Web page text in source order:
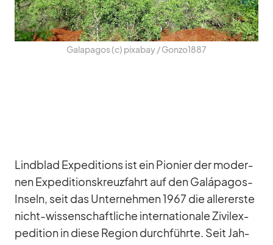
Ga­la­pa­gos (c) pix­a­bay /​ Gonzo1887
Lind­blad Ex­pe­di­ti­ons ist ein Pio­nier der mo­der­
nen Ex­pe­di­ti­ons­kreuz­fahrt auf den Galá­pa­gos-
In­seln, seit das Un­ter­neh­men 1967 die al­ler­erste
nicht-wis­sen­schaft­li­che in­ter­na­tio­nale Zi­vil­ex­
pe­di­tion in diese Re­gion durch­führte. Seit Jah­